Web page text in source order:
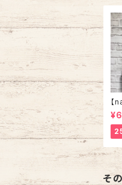
【
s
タ
イ
そ